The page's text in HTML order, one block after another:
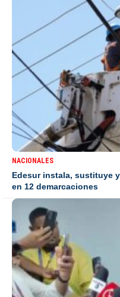
NACIONALES
Edesur instala, sustituye
en 12 demarcaciones